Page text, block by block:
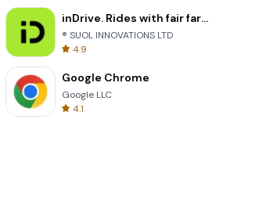
inDrive. Rides with fair fares
® SUOL INNOVATIONS LTD
4.9
Google Chrome
Google LLC
4.1